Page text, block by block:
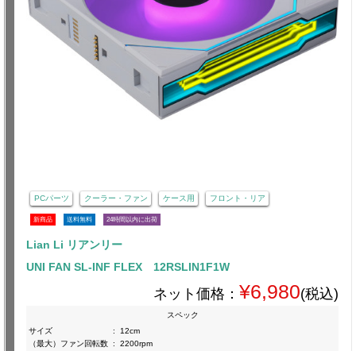
PCパーツ クーラー・ファン ケース用 フロント・リア
新商品 送料無料 24時間以内に出荷
Lian Li リアンリー
UNI FAN SL-INF FLEX 12RSLIN1F1W
ネット価格： ¥6,980(税込)
スペック
サイズ
:
12cm
（最大）ファン回転数 :
2200rpm